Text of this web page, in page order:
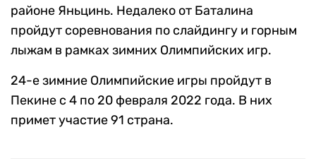
районе Яньцинь. Недалеко от Баталина
пройдут соревнования по слайдингу и горным
лыжам в рамках зимних Олимпийских игр.
24-е зимние Олимпийские игры пройдут в
Пекине с 4 по 20 февраля 2022 года. В них
примет участие 91 страна.